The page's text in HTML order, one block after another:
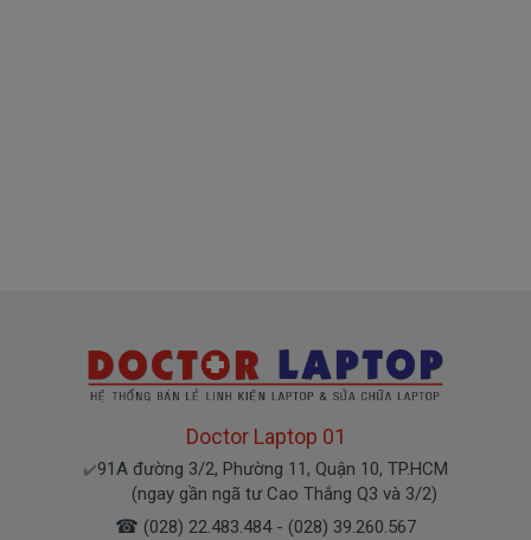
bán là 000k
3 sàn xuất nhé )
Pin máy Dellchính hãng Giá bạn mua là1280k
Doctor Laptop 01
✔️91A đường 3/2, Phường 11, Quận 10, TP.HCM
(ngay gần ngã tư Cao Thắng Q3 và 3/2)
☎ (028) 22.483.484 - (028) 39.260.567